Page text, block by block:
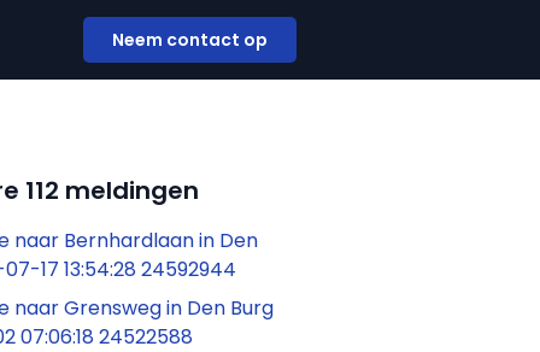
Neem contact op
112 meldingen
naar Bernhardlaan in Den
17 13:54:28 24592944
naar Grensweg in Den Burg
07:06:18 24522588